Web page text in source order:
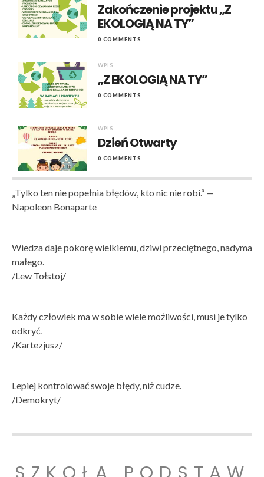
Zakończenie projektu „Z
EKOLOGIĄ NA TY”
0 COMMENTS
WPIS
„Z EKOLOGIĄ NA TY”
0 COMMENTS
WPIS
Dzień Otwarty
0 COMMENTS
„Tylko ten nie popełnia błędów, kto nic nie robi.“ —
Napoleon Bonaparte
Wiedza daje pokorę wielkiemu, dziwi przeciętnego, nadyma
małego.
/Lew Tołstoj/
Każdy człowiek ma w sobie wiele możliwości, musi je tylko
odkryć.
/Kartezjusz/
Lepiej kontrolować swoje błędy, niż cudze.
/Demokryt/